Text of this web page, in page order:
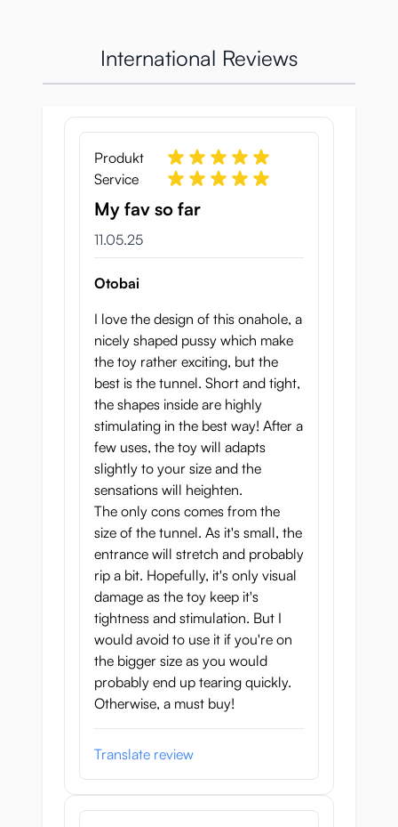
International Reviews
Produkt
Service
My fav so far
11. Mai 2025
11.05.25
Otobai
I love the design of this onahole, a
nicely shaped pussy which make
the toy rather exciting, but the
best is the tunnel. Short and tight,
the shapes inside are highly
stimulating in the best way! After a
few uses, the toy will adapts
slightly to your size and the
sensations will heighten.
The only cons comes from the
size of the tunnel. As it's small, the
entrance will stretch and probably
rip a bit. Hopefully, it's only visual
damage as the toy keep it's
tightness and stimulation. But I
would avoid to use it if you're on
the bigger size as you would
probably end up tearing quickly.
Otherwise, a must buy!
Translate review